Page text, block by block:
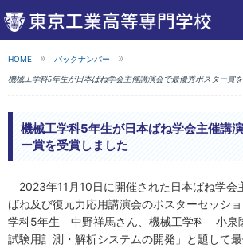
HOME バックナンバー
機械工学科5年生が日本ばね学会主催講演会で最優秀ポスター賞
機械工学科5年生が日本ばね学会主催講
ー賞を受賞しました
2023年11月10日に開催された日本ばね学会
ばね及び復元力応用講演会のポスターセッシ
学科5年生 中野祥馬さん、機械工学科 小泉
試験用計測・解析システムの開発」と題して